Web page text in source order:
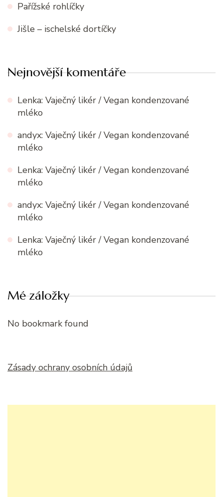
Pařížské rohlíčky
Jišle – ischelské dortíčky
Nejnovější komentáře
Lenka: Vaječný likér / Vegan kondenzované
mléko
andyx: Vaječný likér / Vegan kondenzované
mléko
Lenka: Vaječný likér / Vegan kondenzované
mléko
andyx: Vaječný likér / Vegan kondenzované
mléko
Lenka: Vaječný likér / Vegan kondenzované
mléko
Mé záložky
No bookmark found
Zásady ochrany osobních údajů